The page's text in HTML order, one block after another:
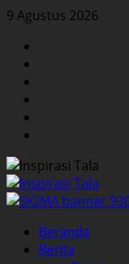
Skip
content
9 Agustus 2026
Primary
Menu
Beranda
Berita